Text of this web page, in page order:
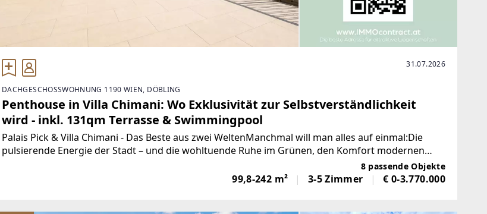
31.07.2026
DACHGESCHOSSWOHNUNG 1190 WIEN, DÖBLING
Penthouse in Villa Chimani: Wo Exklusivität zur Selbstverständlichkeit
wird - inkl. 131qm Terrasse & Swimmingpool
Palais Pick & Villa Chimani - Das Beste aus zwei WeltenManchmal will man alles auf einmal:Die
pulsierende Energie der Stadt – und die wohltuende Ruhe im Grünen, den Komfort modernen
8 passende Objekte
99,8-242 m² 3-5 Zimmer € 0-3.770.000